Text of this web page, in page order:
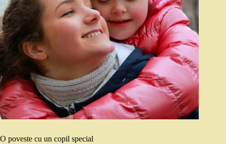
O poveste cu un copil special